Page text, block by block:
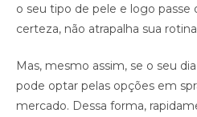
o seu tipo de pele e logo passe
certeza, não atrapalha sua
Mas, mesmo assim, se o seu
pode optar pelas opções em
mercado. Dessa forma,